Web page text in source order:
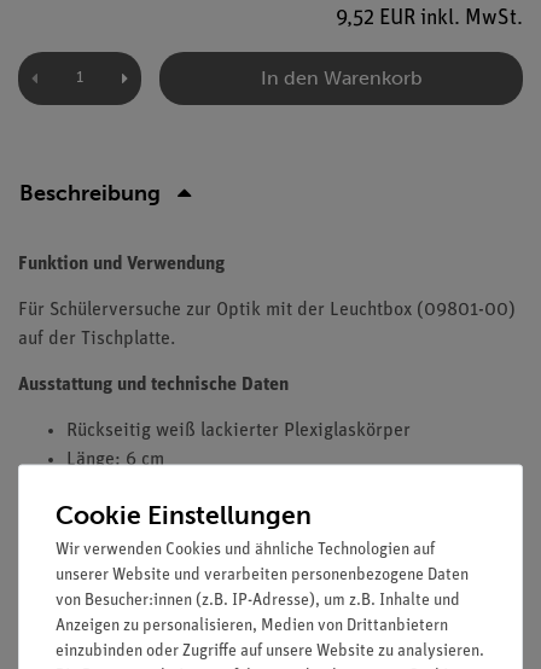
9,52 EUR inkl. MwSt.
In den Warenkorb
Beschreibung
Funktion und Verwendung
Für Schülerversuche zur Optik mit der Leuchtbox (09801-00)
auf der Tischplatte.
Ausstattung und technische Daten
Rückseitig weiß lackierter Plexiglaskörper
Länge: 6 cm
Versandkostenfrei ab 300,- €
Cookie Einstellungen
Wir verwenden Cookies und ähnliche Technologien auf
unserer Website und verarbeiten personenbezogene Daten
von Besucher:innen (z.B. IP-Adresse), um z.B. Inhalte und
Anzeigen zu personalisieren, Medien von Drittanbietern
einzubinden oder Zugriffe auf unsere Website zu analysieren.